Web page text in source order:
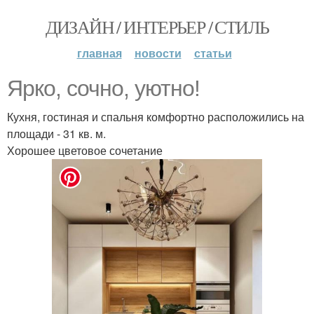
ДИЗАЙН / ИНТЕРЬЕР / СТИЛЬ
главная новости статьи
Ярко, сочно, уютно!
Кухня, гостиная и спальня комфортно расположились на
площади - 31 кв. м.
Хорошее цветовое сочетание